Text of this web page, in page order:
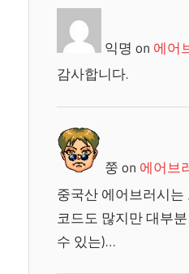
익명 on 에어
감사합니다.
쭝 on 에어브
중국산 에어브러시
코드도 많지만 대부
수 있는)…